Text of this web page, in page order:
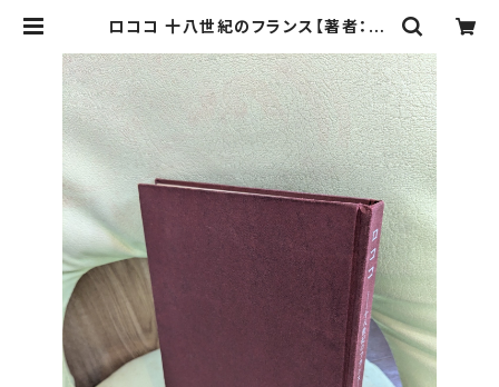
ロココ 十八世紀のフランス【著者：M.
社 昭和46年 | Birds' Tale Colle
ctive